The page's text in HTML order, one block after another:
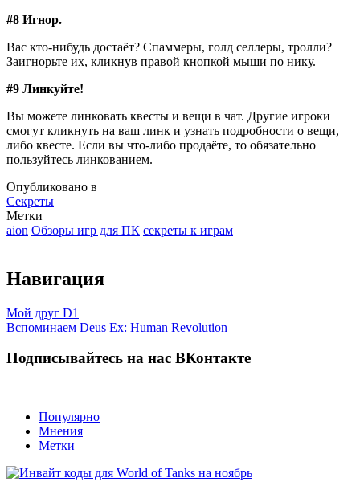
#8 Игнор.
Вас кто-нибудь достаёт? Спаммеры, голд селлеры, тролли?
Заигнорьте их, кликнув правой кнопкой мыши по нику.
#9 Линкуйте!
Вы можете линковать квесты и вещи в чат. Другие игроки
смогут кликнуть на ваш линк и узнать подробности о вещи,
либо квесте. Если вы что-либо продаёте, то обязательно
пользуйтесь линкованием.
Опубликовано в
Секреты
Метки
aion Обзоры игр для ПК секреты к играм
Навигация
Мой друг D1
Вспоминаем Deus Ex: Human Revolution
Подписывайтесь на нас ВКонтакте
Популярно
Мнения
Метки